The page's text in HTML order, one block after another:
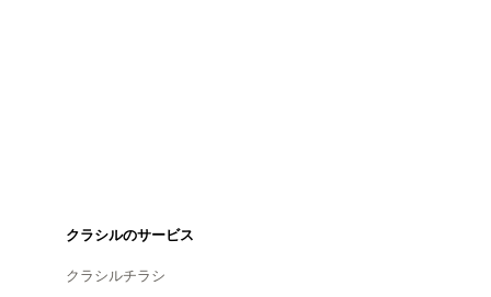
クラシルのサービス
クラシルチラシ